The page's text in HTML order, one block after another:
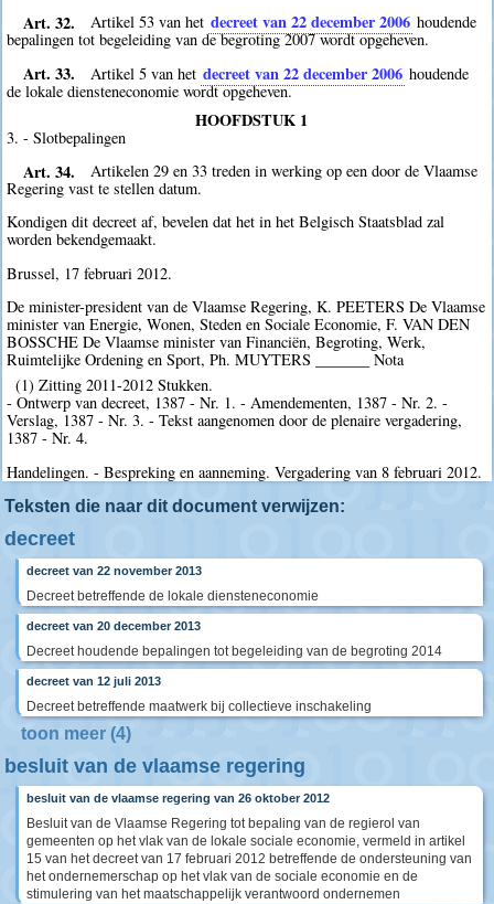
Art. 32. Artikel 53 van het decreet van 22 december 2006 houdende
bepalingen tot begeleiding van de begroting 2007 wordt opgeheven.
Art. 33. Artikel 5 van het decreet van 22 december 2006 houdende
de lokale diensteneconomie wordt opgeheven.
HOOFDSTUK 1
3. - Slotbepalingen
Art. 34.
Artikelen 29 en 33 treden in werking op een door de Vlaamse
Regering vast te stellen datum.
Kondigen dit decreet af, bevelen dat het in het Belgisch Staatsblad zal
worden bekendgemaakt.
Brussel, 17 februari 2012.
De minister-president van de Vlaamse Regering, K. PEETERS De Vlaamse
minister van Energie, Wonen, Steden en Sociale Economie, F. VAN DEN
BOSSCHE De Vlaamse minister van Financiën, Begroting, Werk,
Ruimtelijke Ordening en Sport, Ph. MUYTERS _______ Nota
(1) Zitting 2011-2012 Stukken.
- Ontwerp van decreet, 1387 - Nr. 1. - Amendementen, 1387 - Nr. 2. -
Verslag, 1387 - Nr. 3. - Tekst aangenomen door de plenaire vergadering,
1387 - Nr. 4.
Handelingen. - Bespreking en aanneming. Vergadering van 8 februari 2012.
Teksten die naar dit document verwijzen:
decreet
decreet van 22 november 2013
Decreet betreffende de lokale diensteneconomie
decreet van 20 december 2013
Decreet houdende bepalingen tot begeleiding van de begroting 2014
decreet van 12 juli 2013
Decreet betreffende maatwerk bij collectieve inschakeling
toon meer (4)
besluit van de vlaamse regering
besluit van de vlaamse regering van 26 oktober 2012
Besluit van de Vlaamse Regering tot bepaling van de regierol van
gemeenten op het vlak van de lokale sociale economie, vermeld in artikel
15 van het decreet van 17 februari 2012 betreffende de ondersteuning van
het ondernemerschap op het vlak van de sociale economie en de
stimulering van het maatschappelijk verantwoord ondernemen